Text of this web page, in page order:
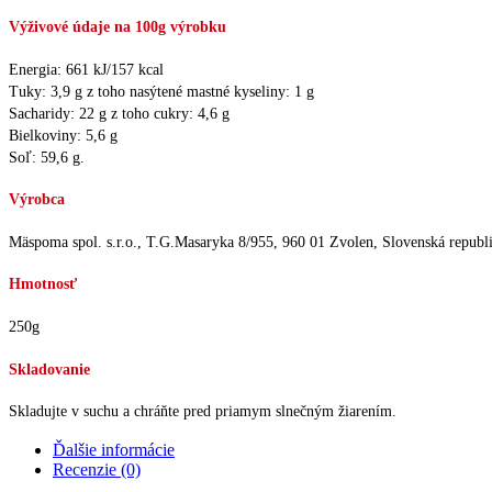
Výživové údaje na 100g výrobku
Energia: 661 kJ/157 kcal
Tuky: 3,9 g z toho nasýtené mastné kyseliny: 1 g
Sacharidy: 22 g z toho cukry: 4,6 g
Bielkoviny: 5,6 g
Soľ: 59,6 g.
Výrobca
Mäspoma spol. s.r.o., T.G.Masaryka 8/955, 960 01 Zvolen, Slovenská
Hmotnosť
250g
Skladovanie
Skladujte v suchu a chráňte pred priamym slnečným žiarením.
Ďalšie informácie
Recenzie (0)